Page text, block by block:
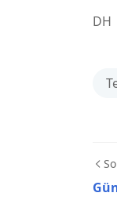
DH